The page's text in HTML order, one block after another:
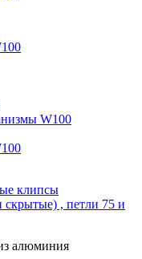
W100
клипсы
, петли 75 и
алюминия